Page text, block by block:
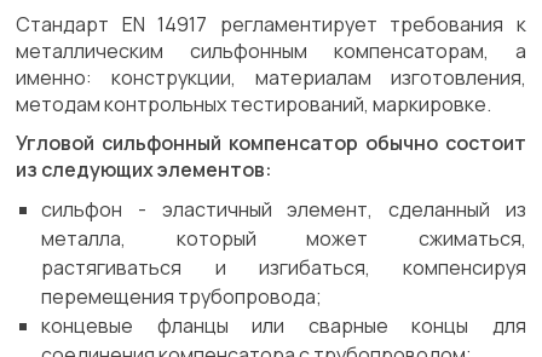
Стандарт EN 14917 регламентирует требования к
металлическим сильфонным компенсаторам, а
именно: конструкции, материалам изготовления,
методам контрольных тестирований, маркировке.
Угловой сильфонный компенсатор обычно состоит
из следующих элементов:
сильфон - эластичный элемент, сделанный из
металла, который может сжиматься,
растягиваться и изгибаться, компенсируя
перемещения трубопровода;
концевые фланцы или сварные концы для